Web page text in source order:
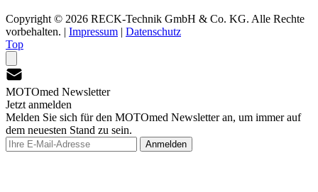
Copyright © 2026 RECK-Technik GmbH & Co. KG. Alle Rechte
vorbehalten. | Impressum | Datenschutz
Top
MOTOmed Newsletter
Jetzt anmelden
Melden Sie sich für den MOTOmed Newsletter an, um immer auf
dem neuesten Stand zu sein.
Anmelden